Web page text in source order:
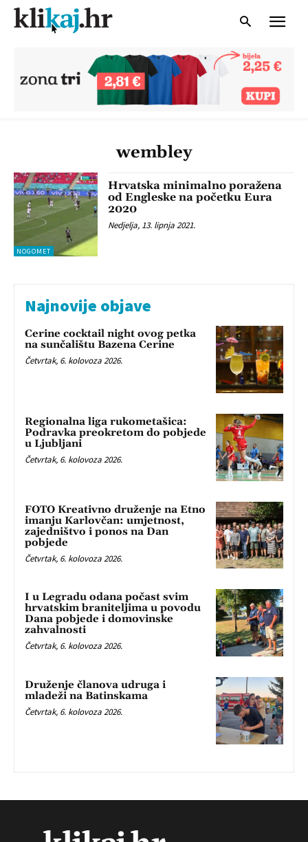
wembley
NOGOMET
Hrvatska minimalno poražena
od Engleske na početku Eura
2020
Nedjelja, 13. lipnja 2021.
Najnovije objave
Cerine cocktail night ovog petka
na sunčalištu Bazena Cerine
Četvrtak, 6. kolovoza 2026.
Regionalna liga rukometašica:
Podravka preokretom do pobjede
u Ljubljani
Četvrtak, 6. kolovoza 2026.
FOTO Kreativno druženje na Etno
imanju Karlovčan: umjetnost,
zajedništvo i ponos na Dan
pobjede
Četvrtak, 6. kolovoza 2026.
I u Legradu odana počast svim
hrvatskim braniteljima u povodu
Dana pobjede i domovinske
zahvalnosti
Četvrtak, 6. kolovoza 2026.
Druženje članova udruga i
mladeži na Batinskama
Četvrtak, 6. kolovoza 2026.